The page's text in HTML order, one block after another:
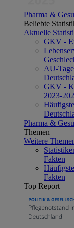
Pharma &
Beliebte
Aktuelle
GKV -
AU-
GKV -
2023-
Pharma &
Themen
Weitere
Fakten
Fakten
Top Report